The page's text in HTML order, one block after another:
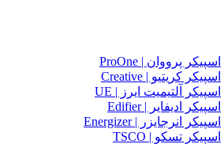
اسپیکر پرووان | ProOne
اسپیکر کریتیو | Creative
اسپیکر آلتیمیت ایرز | UE
اسپیکر ادیفایر | Edifier
اسپیکر انرجایزر | Energizer
اسپیکر تسکو | TSCO